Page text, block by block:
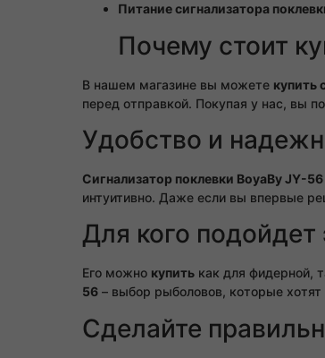
Питание сигнализатора
Почему стоит
В нашем магазине вы можете купить
перед отправкой. Покупая у нас, вы
Удобство и
Сигнализатор поклевки BoyaBy JY-56
интуитивно. Даже если вы впервые
Для кого подойдет
Его можно купить как для фидерной,
56 – выбор рыболовов, которые
Сделайте